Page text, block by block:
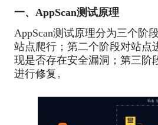
一、AppScan测试原理
AppScan测试原理分为三个阶
站点爬行；第二个阶段对站点
现是否存在安全漏洞；第三阶
进行修复。